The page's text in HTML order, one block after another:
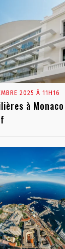
2025 À 11H16
à